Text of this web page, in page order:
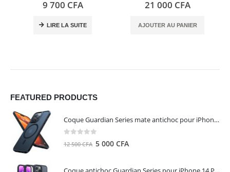
0 out of 5
9 700 CFA
LIRE LA SUITE
5.00out of 5
21 000 CFA
AJOUTER AU PANIER
FEATURED PRODUCTS
Coque Guardian Series mate antichoc pour iPhone 15 Pro Max avec Magsafe Noir - Torras
12 500CFA Le
5 000 CFA